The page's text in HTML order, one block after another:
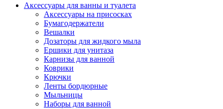
Аксессуары для ванны и туалета
Аксессуары на присосках
Бумагодержатели
Вешалки
Дозаторы для жидкого мыла
Ершики для унитаза
Карнизы для ванной
Коврики
Крючки
Ленты бордюрные
Мыльницы
Наборы для ванной